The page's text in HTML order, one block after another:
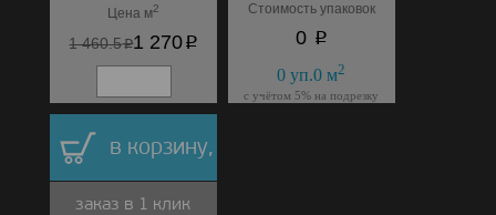
Цена м2
1 460.5p1 270p
Стоимость упаковок
0 p
0 уп.0 м2
с учётом 5% на подрезку
в корзину,
заказ в 1 клик